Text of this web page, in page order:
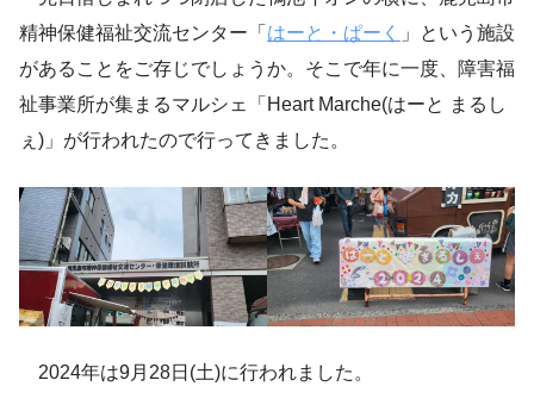
精神保健福祉交流センター「 はーと・ぱーく
」という施設
があることをご存じでしょうか。そこで年に一度、障害福
祉事業所が集まるマルシェ「Heart Marche(はーと まるし
ぇ)」が行われたので行ってきました。
2024年は9月28日(土)に行われました。